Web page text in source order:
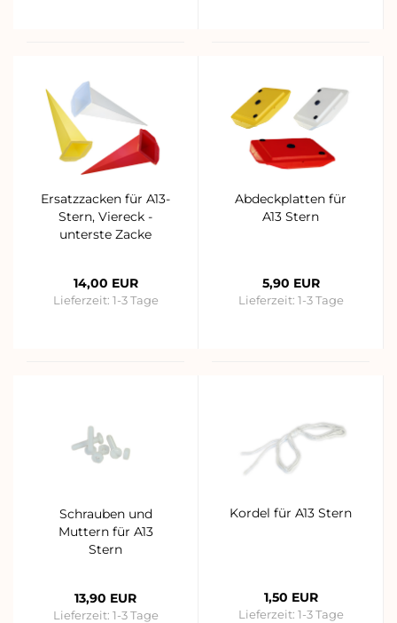
Ersatzzacken für A13-
Stern, Viereck -
unterste Zacke
14,00 EUR
Lieferzeit: 1-3 Tage
Abdeckplatten für
A13 Stern
5,90 EUR
Lieferzeit: 1-3 Tage
Schrauben und
Muttern für A13
Stern
13,90 EUR
Lieferzeit: 1-3 Tage
Kordel für A13 Stern
1,50 EUR
Lieferzeit: 1-3 Tage